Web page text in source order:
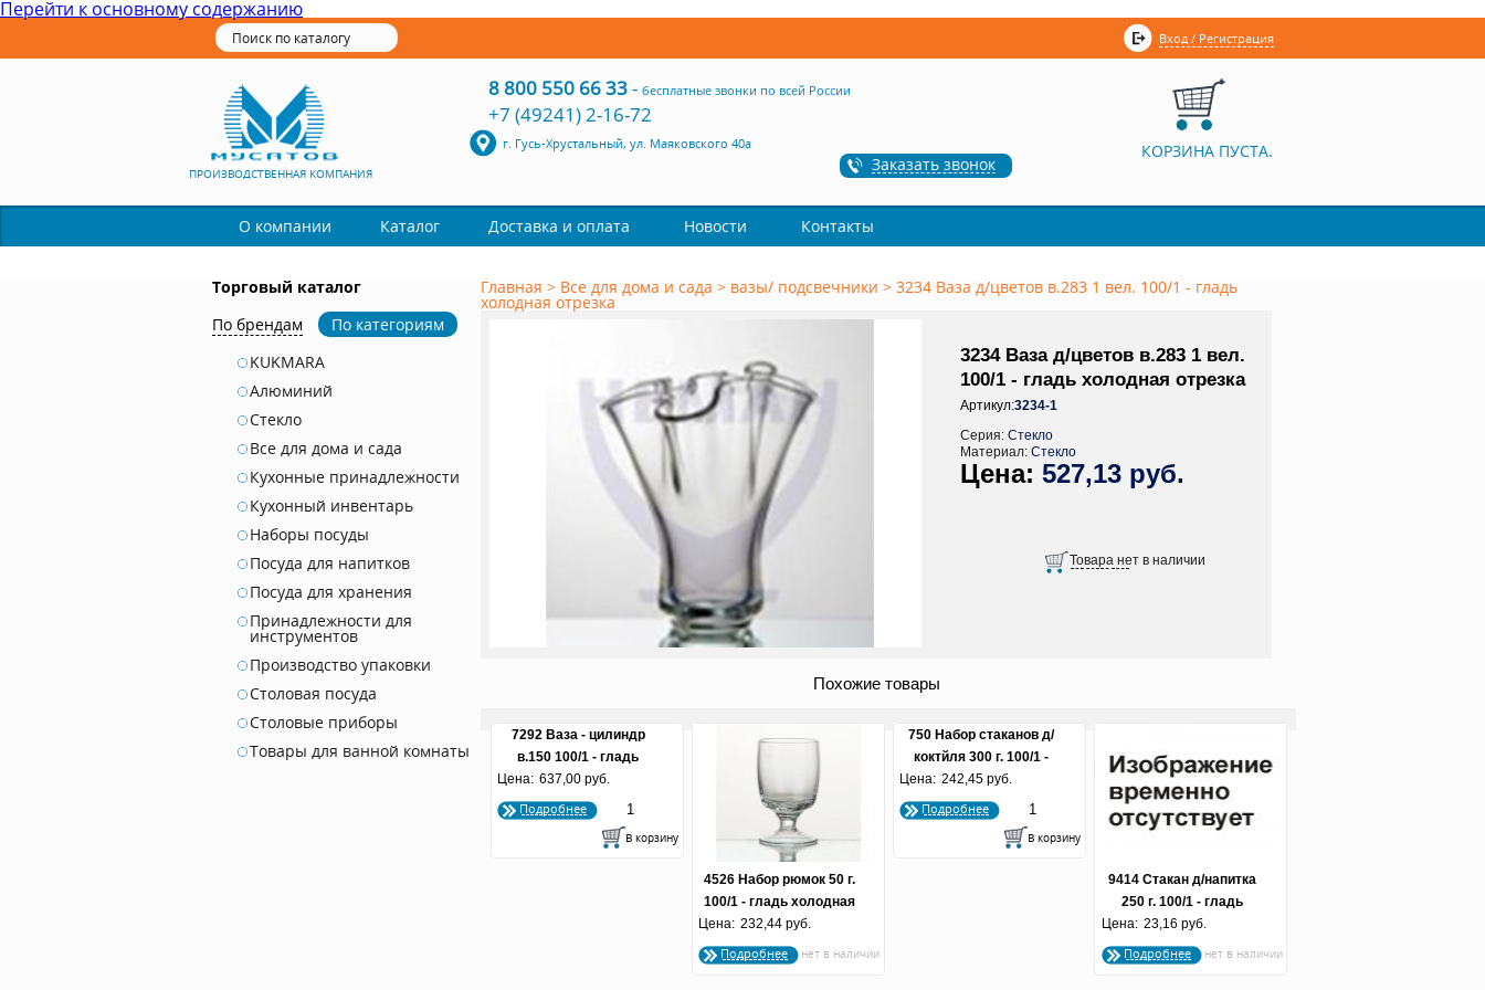
Перейти к основному содержанию
Вход / Регистрация
ПРОИЗВОДСТВЕННАЯ КОМПАНИЯ
8 800 550 66 33- бесплатные звонки по всей России
+7 (49241) 2-16-72
г. Гусь-Хрустальный, ул. Маяковского 40а
Заказать звонок
КОРЗИНА ПУСТА.
О компании Каталог Доставка и оплата Новости Контакты
Торговый каталог
По брендам
По категориям
KUKMARA
Алюминий
Стекло
Все для дома и сада
Кухонные принадлежности
Кухонный инвентарь
Наборы посуды
Посуда для напитков
Посуда для хранения
Принадлежности для
инструментов
Производство упаковки
Столовая посуда
Столовые приборы
Товары для ванной комнаты
Главная > Все для дома и сада > вазы/ подсвечники > 3234 Ваза д/цветов в.283 1 вел. 100/1 - гладь
холодная отрезка
3234 Ваза д/цветов в.283 1 вел.
100/1 - гладь холодная отрезка
Артикул:3234-1
Серия: Стекло
Материал: Стекло
527,13 руб.
Похожие товары
7292 Ваза - цилиндр
в.150 100/1 - гладь
холодная отрезка (по 4
шт.)
Цена: 637,00 руб.
Подробнее
4526 Набор рюмок 50 г.
100/1 - гладь холодная
отрезка
Цена: 232,44 руб.
Подробнее
750 Набор стаканов д/
коктйля 300 г. 100/1 -
гладь холодная отрезка
Цена: 242,45 руб.
Подробнее
9414 Стакан д/напитка
250 г. 100/1 - гладь
холодная отрезка
Цена: 23,16 руб.
Подробнее